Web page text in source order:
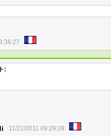
:
11/22/2011 09:29:28